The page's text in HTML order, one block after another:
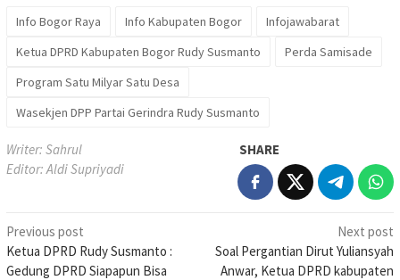
Info Bogor Raya Info Kabupaten Bogor
Infojawabarat
Ketua DPRD Kabupaten Bogor Rudy Susmanto
Perda Samisade
Program Satu Milyar Satu Desa
Wasekjen DPP Partai Gerindra Rudy Susmanto
Writer: Sahrul
Editor: Aldi Supriyadi
SHARE
Post
navigation
Previous post
Ketua DPRD Rudy Susmanto :
Gedung DPRD Siapapun Bisa
Next post
Soal Pergantian Dirut Yuliansyah
Anwar, Ketua DPRD kabupaten